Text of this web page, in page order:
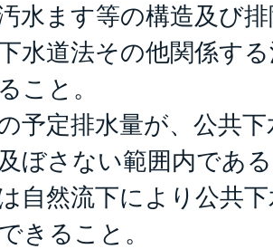
水ます等の構造及び
水道法その他関係す
こと。
予定排水量が、公共
ぼさない範囲内であ
自然流下により公共
きること。